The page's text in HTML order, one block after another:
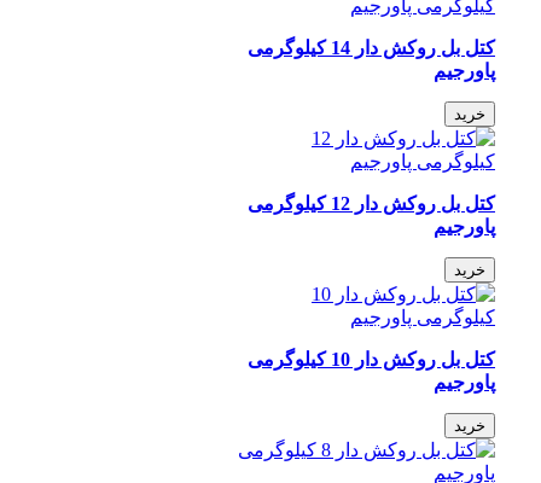
کتل بل روکش دار 14 کیلوگرمی
پاورجیم
کتل بل روکش دار 12 کیلوگرمی
پاورجیم
کتل بل روکش دار 10 کیلوگرمی
پاورجیم